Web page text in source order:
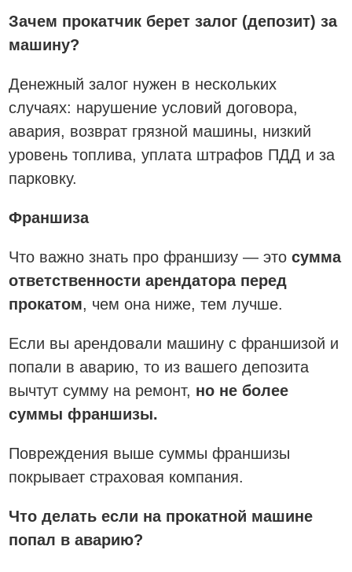
Зачем прокатчик берет залог (депозит) за
машину?
Денежный залог нужен в нескольких
случаях: нарушение условий договора,
авария, возврат грязной машины, низкий
уровень топлива, уплата штрафов ПДД и за
парковку.
Франшиза
Что важно знать про франшизу — этосумма
ответственности арендатора перед
прокатом, чем она ниже, тем лучше.
Если вы арендовали машину с франшизой и
попали в аварию, то из вашего депозита
вычтут сумму на ремонт, но не более
суммы франшизы.
Повреждения выше суммы франшизы
покрывает страховая компания.
Что делать если на прокатной машине
попал в аварию?